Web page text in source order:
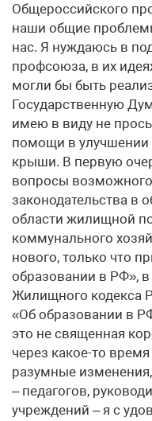
Общероссийского
наши общие
нас. Я нуждаюсь в
профсоюза, в их
могли бы быть
Государственную
имею в виду не
помощи в
крыши. В первую
вопросы
законодательства в
области жилищной
коммунального
нового, только что
образовании в РФ»,
Жилищного кодекса
«Об образовании в
это не священная
через какое-то
разумные
– педагогов,
учреждений – я с